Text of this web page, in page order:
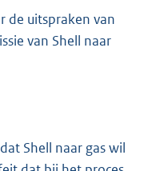
de uitspraken van
van Shell naar
Shell naar gas wil